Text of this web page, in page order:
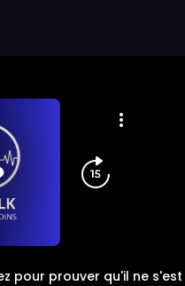
pour prouver qu'il ne